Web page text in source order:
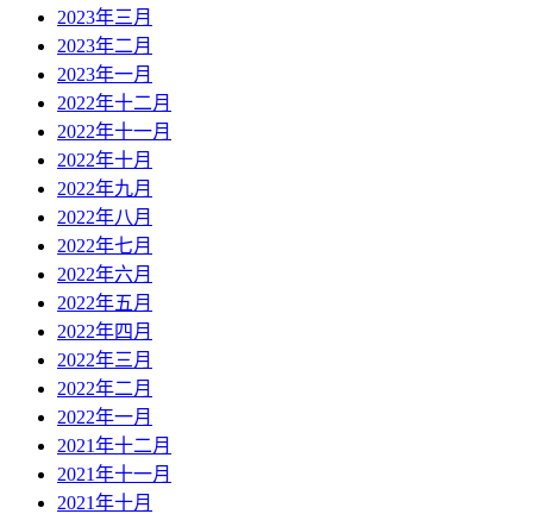
2023年三月
2023年二月
2023年一月
2022年十二月
2022年十一月
2022年十月
2022年九月
2022年八月
2022年七月
2022年六月
2022年五月
2022年四月
2022年三月
2022年二月
2022年一月
2021年十二月
2021年十一月
2021年十月